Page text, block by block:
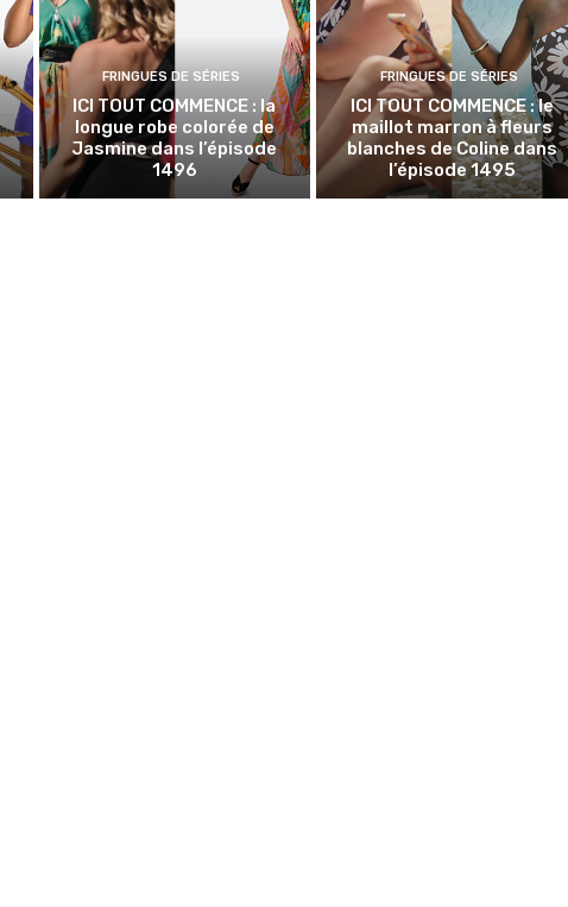
FRINGUES DE SÉRIES
ICI TOUT COMMENCE : la
longue robe colorée de
Jasmine dans l’épisode
1496
FRINGUES DE SÉRIES
ICI TOUT COMMENCE : le
maillot marron à fleurs
blanches de Coline dans
l’épisode 1495